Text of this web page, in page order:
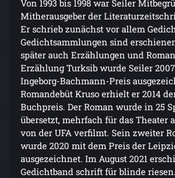
Von 1993 bis 1998 war Seiler
Mitherausgeber der
Er schrieb zunächst vor allem
Gedichtsammlungen sind
später auch Erzählungen und
Erzählung Turksib wurde Seiler
Ingeborg-Bachmann-Preis
Romandebüt Kruso erhielt er 2014
Buchpreis. Der Roman wurde in 25
übersetzt, mehrfach für das Theater
von der UFA verfilmt. Sein zweiter
wurde 2020 mit dem Preis der
ausgezeichnet. Im August 2021
Gedichtband schrift für blinde riesen.